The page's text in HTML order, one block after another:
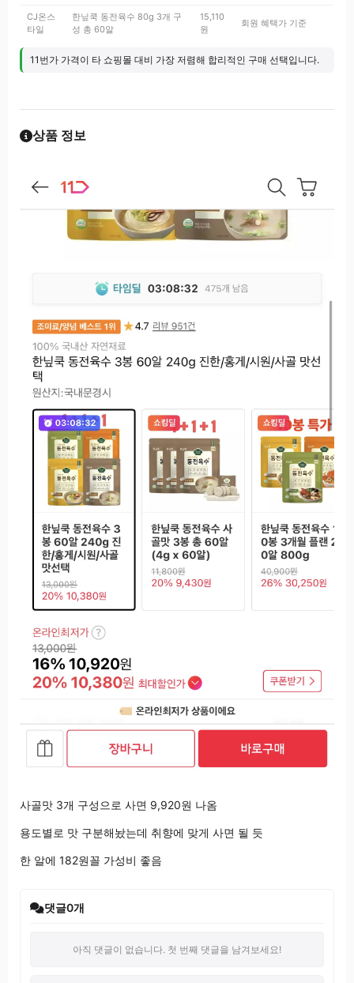
CJ온스
타일
한닢쿡 동전육수 80g 3개 구
성 총 60알
15,110
원
회원 혜택가 기준
11번가 가격이 타 쇼핑몰 대비 가장 저렴해 합리적인 구매 선택입니다.
상품 정보
사골맛 3개 구성으로 사면 9,920원 나옴
용도별로 맛 구분해놨는데 취향에 맞게 사면 될 듯
한 알에 182원꼴 가성비 좋음
댓글0개
아직 댓글이 없습니다. 첫 번째 댓글을 남겨보세요!